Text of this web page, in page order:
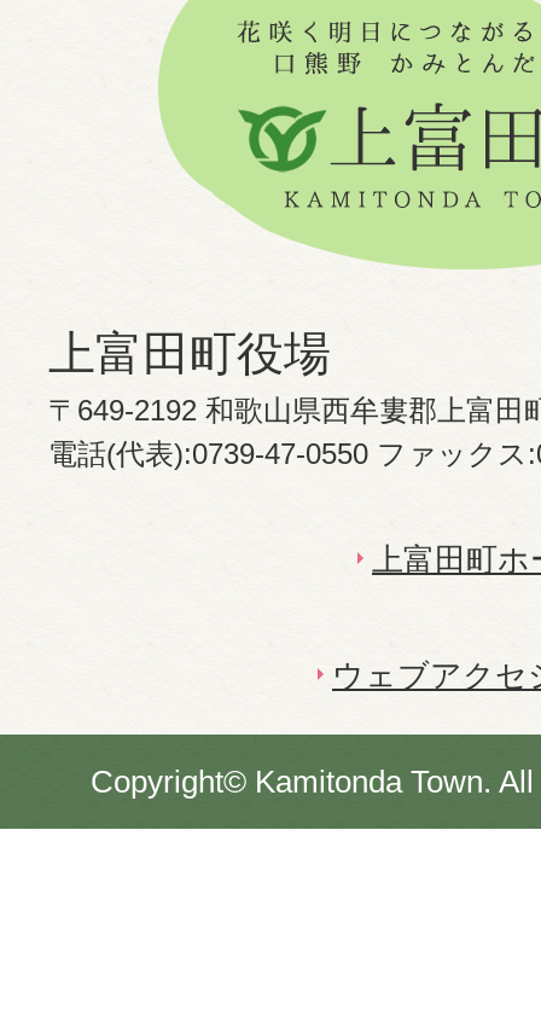
上富田町役場
〒649-2192 和歌山県西牟婁郡上富田
電話(代表):0739-47-0550 ファックス
上富田町
ウェブアクセ
Copyright© Kamitonda Town.